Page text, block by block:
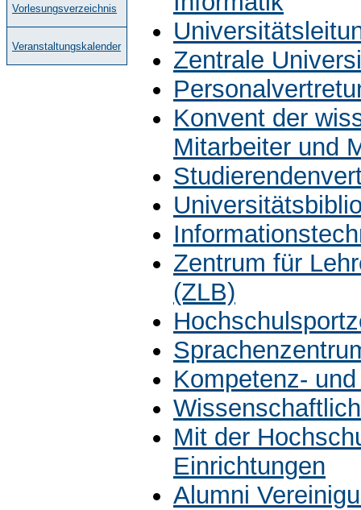
Vorlesungsverzeichnis
Veranstaltungskalender
Zentrale
Konvent der
Mitarbeiter und
Zentrum für
(ZLB)
Kompetenz-
Mit der
Einrichtungen
Alumni